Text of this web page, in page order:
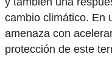
cambio climático. En
amenaza con
protección de este